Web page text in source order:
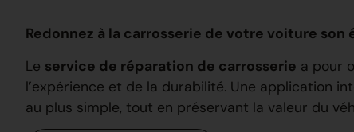
Redonnez à la carrosserie de votre voiture son
Le service de réparation de carrosserie a pour
l’expérience et de la durabilité. Une application
au plus simple, tout en préservant la valeur du